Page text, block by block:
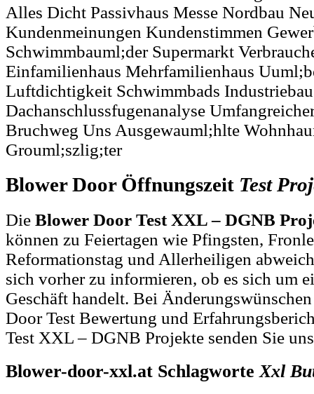
Alles Dicht Passivhaus Messe Nordbau
Kundenmeinungen Kundenstimmen
Schwimmbauml;der Supermarkt
Einfamilienhaus Mehrfamilienhaus
Luftdichtigkeit Schwimmbads Industriebau
Dachanschlussfugenanalyse
Bruchweg Uns Ausgewauml;hlte
Grouml;szlig;ter
Blower Door Öffnungszeit Test
Die Blower Door Test XXL – DGNB
können zu Feiertagen wie Pfingsten,
Reformationstag und Allerheiligen
sich vorher zu informieren, ob es sich um
Geschäft handelt. Bei
Door Test Bewertung und
Test XXL – DGNB Projekte senden Sie
Blower-door-xxl.at SchlagworteXxl